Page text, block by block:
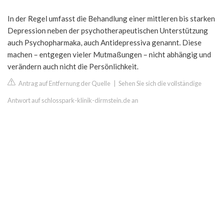
In der Regel umfasst die Behandlung einer mittleren bis starken
Depression neben der psychotherapeutischen Unterstützung
auch Psychopharmaka, auch Antidepressiva genannt. Diese
machen – entgegen vieler Mutmaßungen – nicht abhängig und
verändern auch nicht die Persönlichkeit.
Antrag auf Entfernung der Quelle Sehen Sie sich die vollständige
Antwort auf schlosspark-klinik-dirmstein.de an